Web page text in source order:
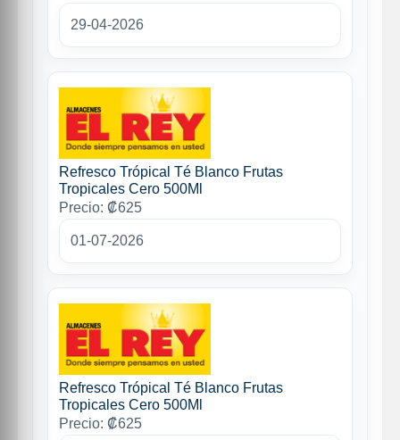
29-04-2026
Refresco Trópical Té Blanco Frutas
Tropicales Cero 500Ml
Precio: ₡625
01-07-2026
Refresco Trópical Té Blanco Frutas
Tropicales Cero 500Ml
Precio: ₡625